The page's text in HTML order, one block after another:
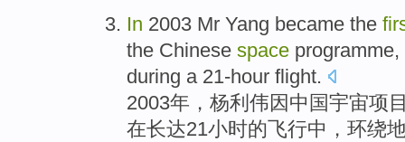
In 2003 Mr Yang became the
the Chinese space programme,
during a 21-hour flight.
2003年， 杨利伟因 中国宇宙项
在长达21小时的飞行中， 环绕